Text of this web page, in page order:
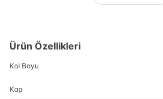
Ürün Özellikleri
Kol Boyu
Kap